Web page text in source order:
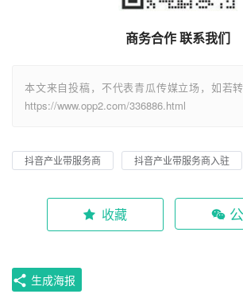
商务合作 联系我们
本文来自投稿，不代表青瓜传媒立场，如若转
https://www.opp2.com/336886.html
抖音产业带服务商 抖音产业带服务商入驻
收藏
生成海报